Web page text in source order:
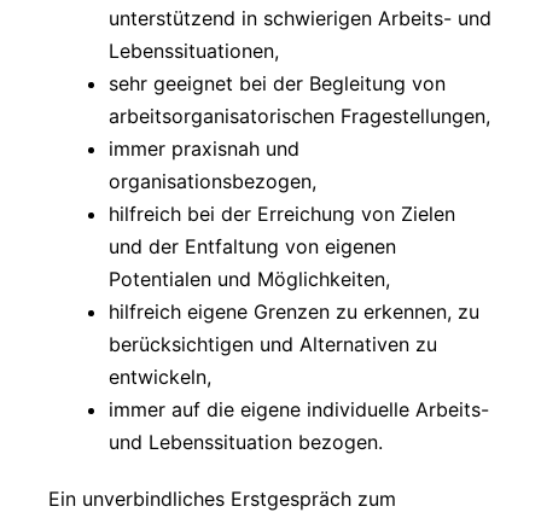
unterstützend in schwierigen Arbeits- und
Lebenssituationen,
sehr geeignet bei der Begleitung von
arbeitsorganisatorischen Fragestellungen,
immer praxisnah und
organisationsbezogen,
hilfreich bei der Erreichung von Zielen
und der Entfaltung von eigenen
Potentialen und Möglichkeiten,
hilfreich eigene Grenzen zu erkennen, zu
berücksichtigen und Alternativen zu
entwickeln,
immer auf die eigene individuelle Arbeits-
und Lebenssituation bezogen.
Ein unverbindliches Erstgespräch zum